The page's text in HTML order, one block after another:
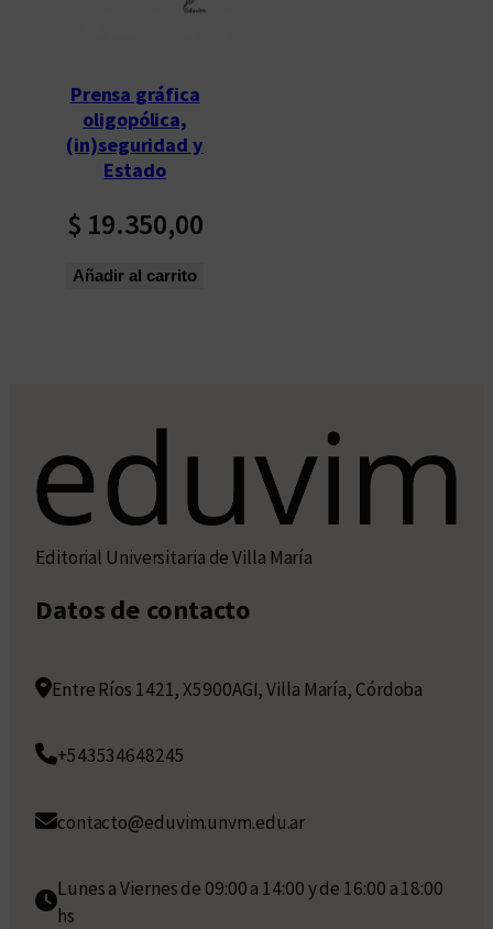
Prensa gráfica
oligopólica,
(in)seguridad y
Estado
$ 19.350,00
Añadir al carrito
Editorial Universitaria de Villa María
Datos de contacto
Entre Ríos 1421, X5900AGI, Villa María, Córdoba
+543534648245
contacto@eduvim.unvm.edu.ar
Lunes a Viernes de 09:00 a 14:00 y de 16:00 a 18:00
hs